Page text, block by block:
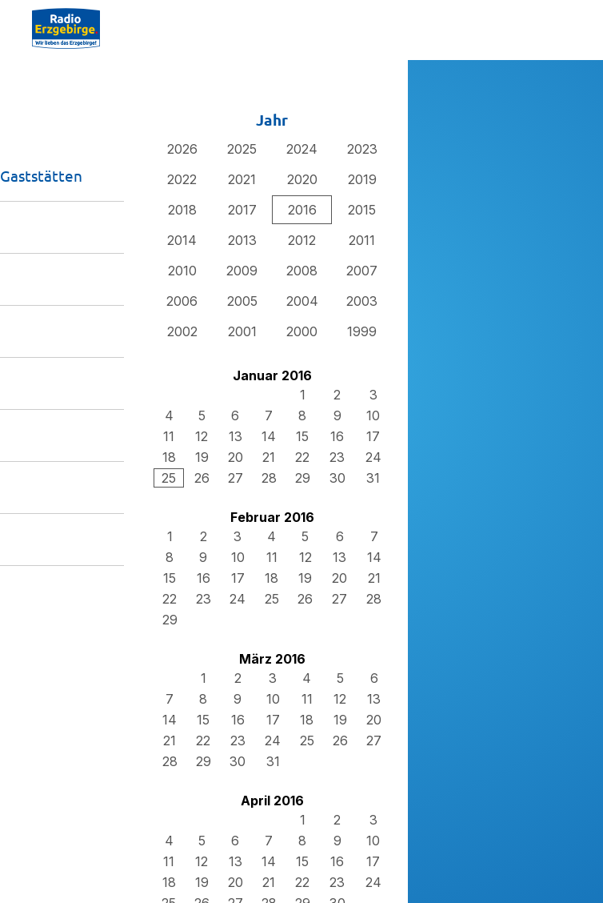
Jahr
2026 2025 2024
2023
2022
2021 2020
2019
2018
2017 2016
2015
2014
2013 2012
2011
2010
2009 2008
2007
2006
2005 2004
2003
2002
2001 2000 1999
Januar 2016
1
2
3
4
5 6 7 8 9
10
11
12 13 14 15 16
17
18
19 20 21 22 23
24
25
26 27 28 29 30 31
Februar 2016
1
2 3 4 5 6
7
8
9 10 11 12 13
14
15
16 17 18 19 20
21
22
23 24 25 26 27
28
29
März 2016
1
2 3 4 5
6
7
8 9 10 11 12
13
14
15 16 17 18 19
20
21
22 23 24 25 26
27
28
29 30 31
April 2016
1
2
3
4
5 6 7 8 9
10
11
12 13 14 15 16
17
18
19 20 21 22 23
24
Gaststätten